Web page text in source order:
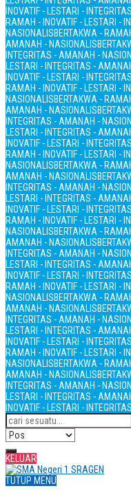
INOVATIF - LESTARI -
RAMAH - INOVATIF - LESTARI -
NASIONALISBERTAKWA -
AMANAH - NASIONALIS
INTEGRITAS - AMANAH -
LESTARI - INTEGRITAS -
INOVATIF - LESTARI -
RAMAH - INOVATIF - LESTARI -
NASIONALISBERTAKWA -
AMANAH - NASIONALIS
INTEGRITAS - AMANAH -
LESTARI - INTEGRITAS -
INOVATIF - LESTARI -
RAMAH - INOVATIF - LESTARI -
NASIONALISBERTAKWA -
AMANAH - NASIONALIS
INTEGRITAS - AMANAH -
LESTARI - INTEGRITAS -
INOVATIF - LESTARI -
RAMAH - INOVATIF - LESTARI -
NASIONALISBERTAKWA -
AMANAH - NASIONALIS
INTEGRITAS - AMANAH -
LESTARI - INTEGRITAS -
INOVATIF - LESTARI -
RAMAH - INOVATIF - LESTARI -
NASIONALISBERTAKWA -
AMANAH - NASIONALIS
INTEGRITAS - AMANAH -
LESTARI - INTEGRITAS -
INOVATIF - LESTARI -
RAMAH - INOVATIF - LESTARI -
NASIONALISBERTAKWA -
AMANAH - NASIONALIS
INTEGRITAS - AMANAH -
LESTARI - INTEGRITAS -
INOVATIF - LESTARI -
KELUAR
TUTUP MENU